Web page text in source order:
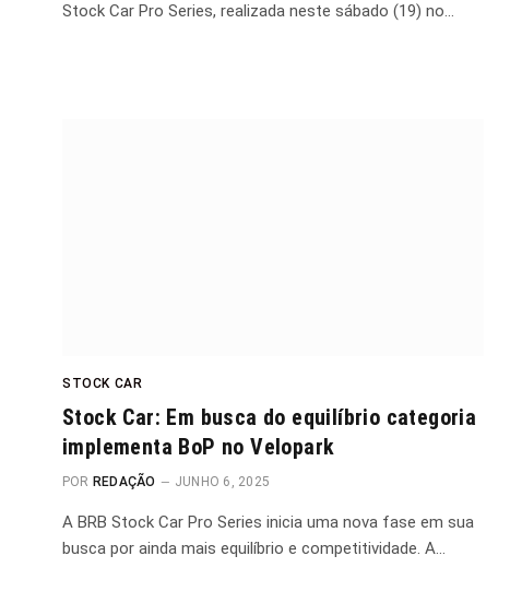
Stock Car Pro Series, realizada neste sábado (19) no…
STOCK CAR
Stock Car: Em busca do equilíbrio categoria
implementa BoP no Velopark
POR REDAÇÃO JUNHO 6, 2025
A BRB Stock Car Pro Series inicia uma nova fase em sua
busca por ainda mais equilíbrio e competitividade. A…